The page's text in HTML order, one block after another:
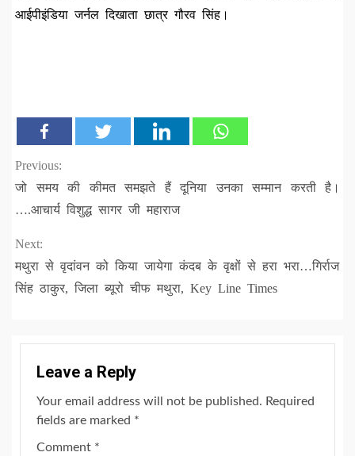
आईपीइंडिया जर्नल दिखाता छात्र गौरव सिंह।
Continue
Reading
Previous:
जो समय की कीमत समझते हैं दूनिया उनका सम्मान करती है।
….आचार्य विशुद्ध सागर जी महाराज
Next:
मथुरा से वृदांवन को किया जायेगा कंदब के वृक्षों से हरा भरा…गिर्राज
सिंह ठाकुर, जिला ब्यूरो चीफ मथुरा, Key Line Times
Leave a Reply
Your email address will not be published. Required
fields are marked *
Comment *